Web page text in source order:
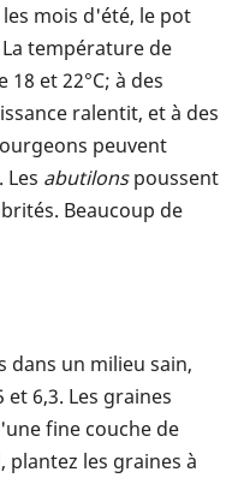
mois d'été, le pot
température de
et 22°C; à des
ralentit, et à des
peuvent
abutilonspoussent
Beaucoup de
dans un milieu sain,
6,3. Les graines
fine couche de
les graines à